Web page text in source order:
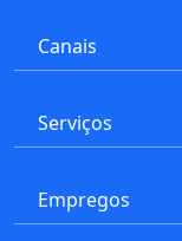
Canais
Serviços
Empregos